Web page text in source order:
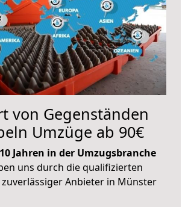
von Gegenständen
Umzüge ab 90€
Jahren in der Umzugsbranche
uns durch die qualifizierten
Anbieter in Münster